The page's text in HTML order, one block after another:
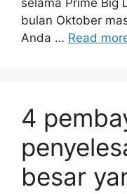
selama Prime Big
bulan Oktober
Anda … Read
4
besar